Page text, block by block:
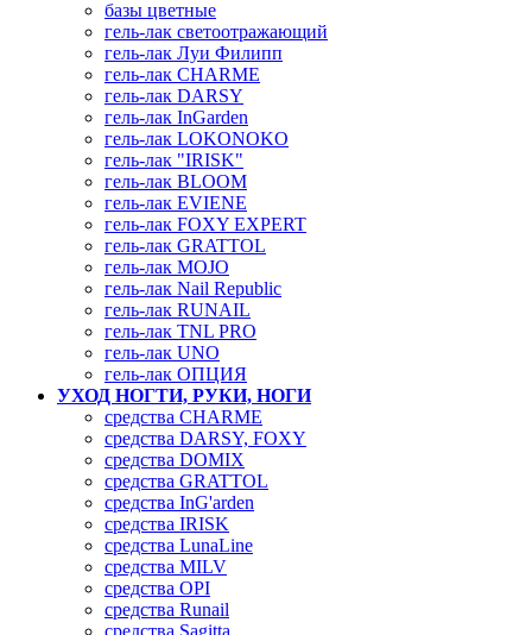
базы цветные
гель-лак светоотражающий
гель-лак Луи Филипп
гель-лак CHARME
гель-лак DARSY
гель-лак InGarden
гель-лак LOKONOKO
гель-лак "IRISK"
гель-лак BLOOM
гель-лак EVIENE
гель-лак FOXY EXPERT
гель-лак GRATTOL
гель-лак MOJO
гель-лак Nail Republic
гель-лак RUNAIL
гель-лак TNL PRO
гель-лак UNO
гель-лак ОПЦИЯ
УХОД НОГТИ, РУКИ, НОГИ
средства CHARME
средства DARSY, FOXY
средства DOMIX
средства GRATTOL
средства InG'arden
средства IRISK
средства LunaLine
средства MILV
средства OPI
средства Runail